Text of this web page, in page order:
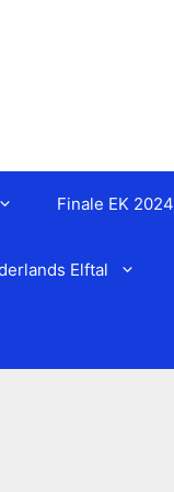
Finale EK 2024
Elftal